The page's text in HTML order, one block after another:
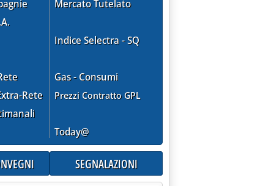
Rete
Mercato Tutelato
Indice Selectra - SQ
Gas - Consumi
Prezzi Contratto GPL
Today@
SEGNALAZIONI